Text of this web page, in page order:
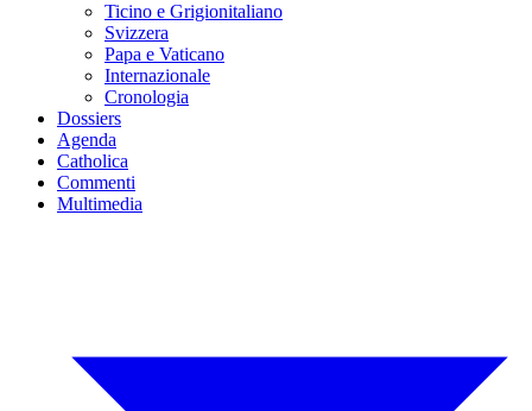
Ticino e Grigionitaliano
Svizzera
Papa e Vaticano
Internazionale
Cronologia
Dossiers
Agenda
Catholica
Commenti
Multimedia